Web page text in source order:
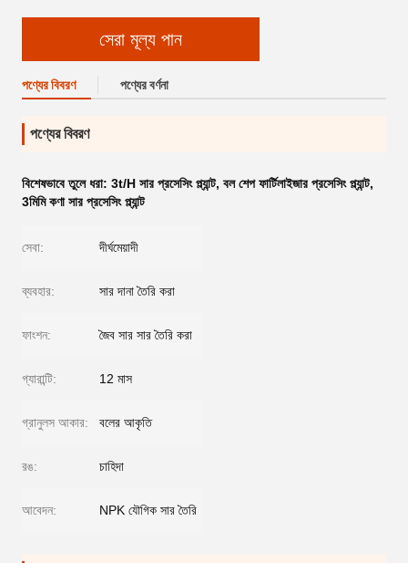
সেরা মূল্য পান
পণ্যের বিবরণ পণ্যের বর্ণনা
পণ্যের বিবরণ
বিশেষভাবে তুলে ধরা: 3t/H সার প্রসেসিং প্ল্যান্ট, বল শেপ ফার্টিলাইজার প্রসেসিং প্ল্যান্ট,
3মিমি কণা সার প্রসেসিং প্ল্যান্ট
সেবা: দীর্ঘমেয়াদী
ব্যবহার: সার দানা তৈরি করা
ফাংশন: জৈব সার সার তৈরি করা
গ্যারান্টি: 12 মাস
গ্রানুলস আকার: বলের আকৃতি
রঙ: চাহিদা
আবেদন: NPK যৌগিক সার তৈরি